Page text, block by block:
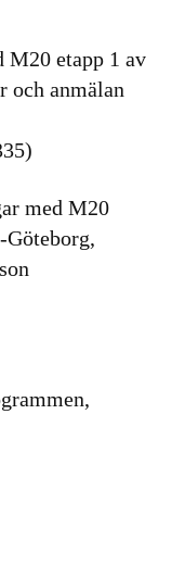
M20 etapp 1 av
och anmälan
med M20
Göteborg,